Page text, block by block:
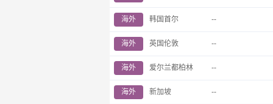
海外 韩国首尔 --
海外 英国伦敦 --
海外 爱尔兰都柏林 --
海外 新加坡 --